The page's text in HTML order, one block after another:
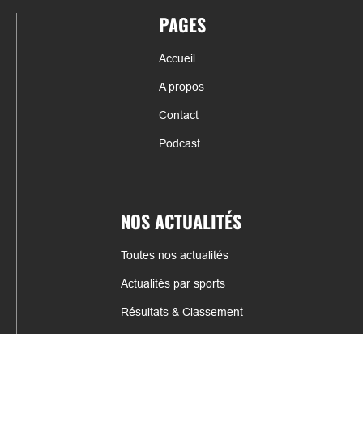
PAGES
Accueil
A propos
Contact
Podcast
NOS ACTUALITÉS
Toutes nos actualités
Actualités par sports
Résultats & Classement